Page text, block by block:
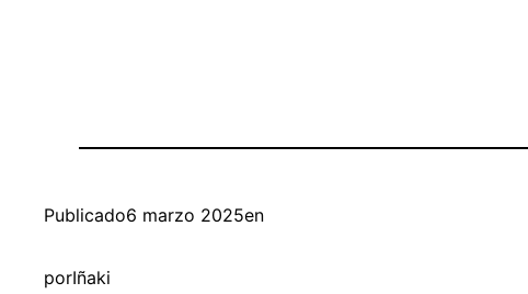
Publicado6 marzo 2025en
porIñaki